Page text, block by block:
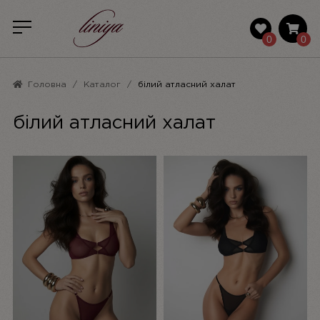
0
0
Головна Каталог білий атласний халат
білий атласний халат